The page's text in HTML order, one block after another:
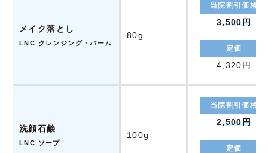
メイク落とし
LNC クレンジング・バーム
80g
当院割引価格
3,500円
定価
4,320円
洗顔石鹸
LNC ソープ
100g
当院割引価格
2,500円
定価